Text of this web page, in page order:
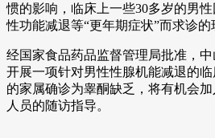
惯的影响，临床上一些30多岁的男性
性功能减退等“更年期症状”而求诊的
经国家食品药品监督管理局批准，
开展一项针对男性性腺机能减退的
的家属确诊为睾酮缺乏，将有机会
人员的随访指导。